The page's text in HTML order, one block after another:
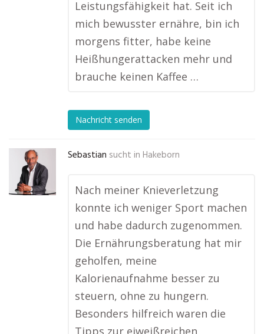
Leistungsfähigkeit hat. Seit ich
mich bewusster ernähre, bin ich
morgens fitter, habe keine
Heißhungerattacken mehr und
brauche keinen Kaffee …
Nachricht senden
Sebastian sucht in Hakeborn
Nach meiner Knieverletzung
konnte ich weniger Sport machen
und habe dadurch zugenommen.
Die Ernährungsberatung hat mir
geholfen, meine
Kalorienaufnahme besser zu
steuern, ohne zu hungern.
Besonders hilfreich waren die
Tipps zur eiweißreichen